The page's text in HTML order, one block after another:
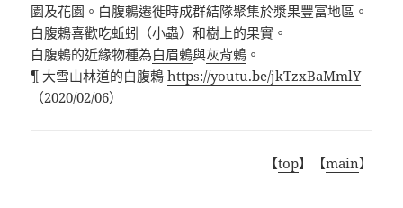
園及花園。白腹鶇遷徙時成群結隊聚集於漿果豐富地區。
白腹鶇喜歡吃蚯蚓（小蟲）和樹上的果實。
白腹鶇的近緣物種為白眉鶇與灰背鶇 。
¶ 大雪山林道的白腹鶇https://youtu.be/jkTzxBaMmlY
（2020/02/06）
【top】【main】